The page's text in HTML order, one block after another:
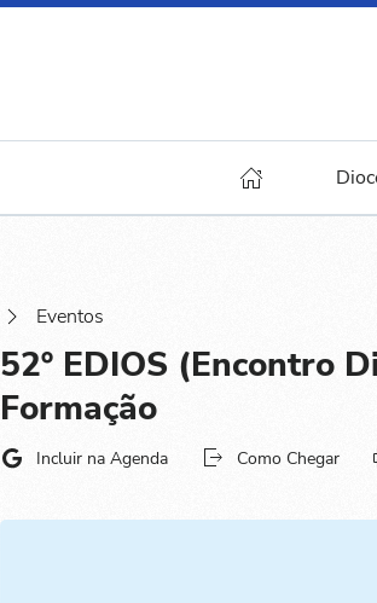
Eventos
52º EDIOS (Encontro
Formação
Incluir na Agenda Como Chegar